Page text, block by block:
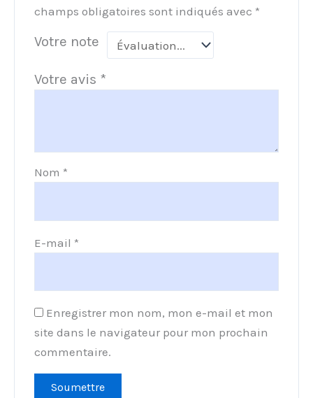
champs obligatoires sont indiqués avec *
Votre note
Votre avis *
Nom *
E-mail *
Enregistrer mon nom, mon e-mail et mon
site dans le navigateur pour mon prochain
commentaire.